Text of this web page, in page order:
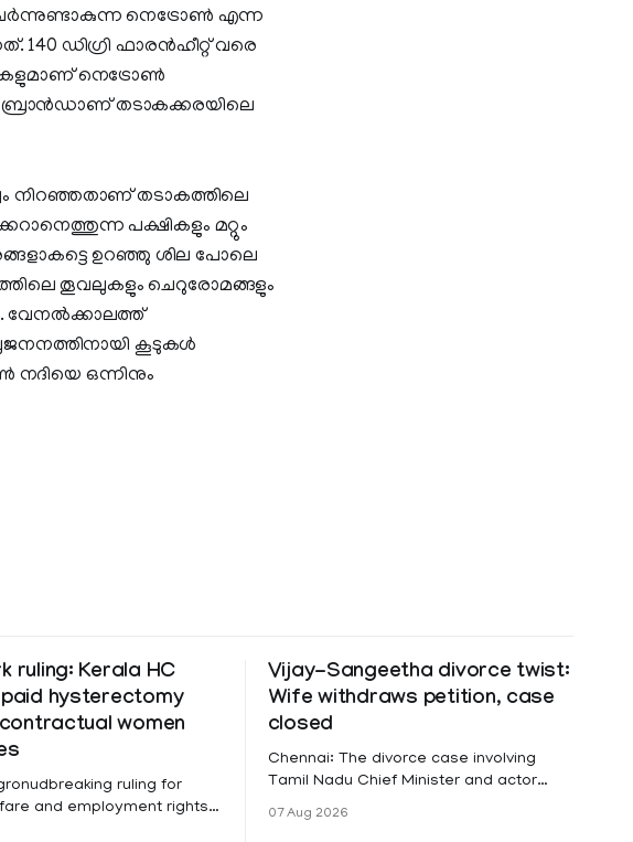
നെട്രോണ്‍ എന്ന
ഡിഗ്രി ഫാരന്‍ഹീറ്റ് വരെ
നെട്രോണ്‍
ബ്രാന്‍ഡാണ് തടാകക്കരയിലെ
നിറഞ്ഞതാണ് തടാകത്തിലെ
പക്ഷികളും മറ്റും
ഉറഞ്ഞു ശില പോലെ
തൂവലുകളും ചെറുരോമങ്ങളും
വേനല്‍ക്കാലത്ത്
കൂടുകള്‍
നദിയെ ഒന്നിനും
ruling: Kerala HC
hysterectomy
women
ruling for
and employment rights,
Vijay-Sangeetha divorce twist:
Wife withdraws petition, case
closed
Chennai: The divorce case involving
Tamil Nadu Chief Minister and actor
Sowrnalingam has taken a new turn
07 Aug 2026